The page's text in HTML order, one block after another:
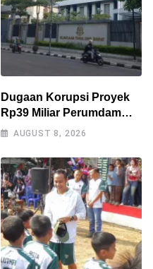
Dugaan Korupsi Proyek
Rp39 Miliar Perumdam
Tirta Darma Ayu Disorot,
Jabar Supervisi
AUGUST 8, 2026